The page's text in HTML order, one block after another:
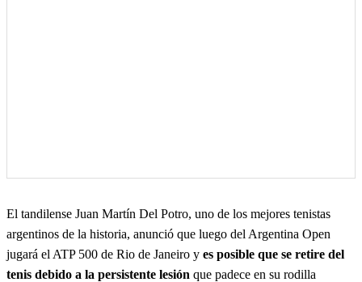
El tandilense Juan Martín Del Potro, uno de los mejores tenistas
argentinos de la historia, anunció que luego del Argentina Open
jugará el ATP 500 de Rio de Janeiro y es posible que se retire del
tenis debido a la persistente lesión que padece en su rodilla